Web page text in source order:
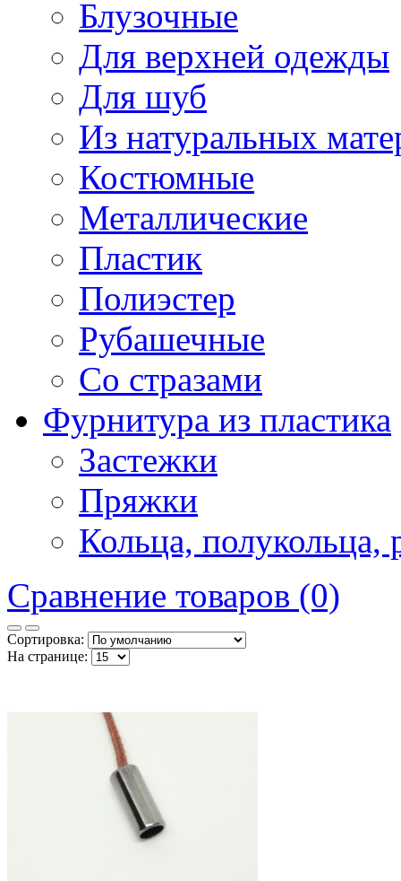
Блузочные
Для верхней одежды
Для шуб
Из натуральных
Костюмные
Металлические
Пластик
Полиэстер
Рубашечные
Со стразами
Фурнитура из пластика
Застежки
Пряжки
Кольца, полукольца,
Сравнение товаров (0)
Сортировка:
На странице: